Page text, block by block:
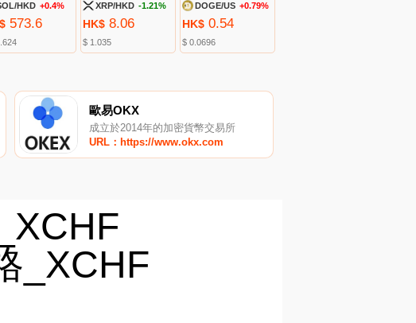
HKD +0.4%
573.6
XRP/HKD -1.21%
HK$ 8.06
$ 1.035
DOGE/US +0.79%
HK$ 0.54
$ 0.0696
歐易OKX
成立於2014年的加密貨幣交易所
URL：https://www.okx.com
_XCHF